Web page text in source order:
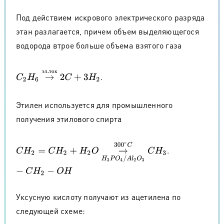
Под действием искрового электрического разряда
этан разлагается, причем объем выделяющегося
водорода втрое больше объема взятого газа
эл ток
C2 H6→эл.то к2C 3 H2 .
Этилен используется для промышленного
получения этилового спирта
CH2= +H2O → 3P O4 O3300 CH3−C .
Уксусную кислоту получают из ацетилена по
следующей схеме: